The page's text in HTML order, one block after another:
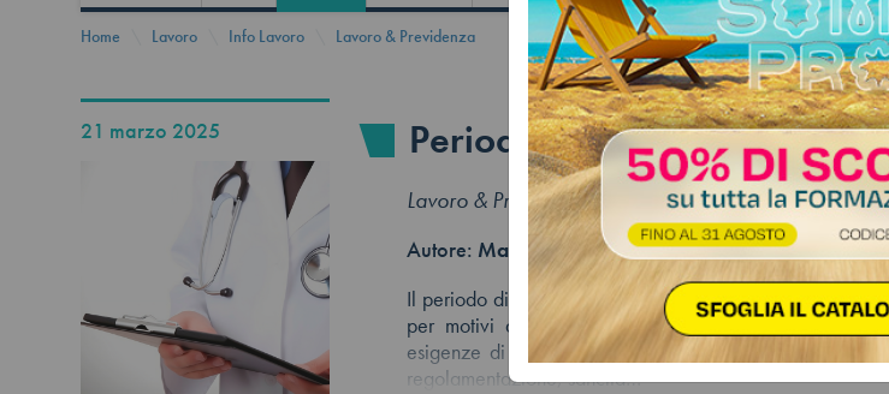
Home Lavoro Info Lavoro Lavoro & Previdenza
21 marzo 2025 Periodo di comporto
Lavoro & Previdenza n. 27 - 2025
Autore: Marilena Rota
Il periodo di comporto definisce l'arco temporale entro il
per motivi di salute senza incorrere nella perdita
esigenze di tutela del dipendente con quelle di
regolamentazione, sancita…